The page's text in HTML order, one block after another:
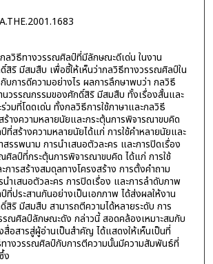
ลวิธีทางวรรณศิลป์ที่มีลักษณะดีเด่น ในงาน
ริ มีสมสืบ เพื่อชี้ให้เห็นว่ากลวิธีทางวรรณศิลป์ใน
การดีความอย่างไร ผลการลึกษาพบว่า กลวิธี
นวรรณกรรมของศักดิ์สิริ มีสมสืบ ทั้งเรื่องสั้นและ
มที่โดดเด่น ทั้งกลวิธีการใช้ภาษาและกลวิธี
ร้างความหลายนัยและกระตุ้นการพิจารณาขบคิด
สร้างความหลายนัยได้แก่ การใช้คำหลายนัยและ
รรพนาม การนำเสนอตัวละคร และการปิดเรื่อง
ลป์ที่กระตุ้นการพิจารณาขบคิด ได้แก่ การใช้
การสร้างสมดุลทางโครงสร้าง การตั้งคำถาม
ำเสนอตัวละคร การปิดเรื่อง และการลำดับภาพ
ประสานกันอย่างเป็นเอกภาพ ได้ส่งผลให้งาน
ริ มีสมสืบ สามารถตีความได้หลายระดับ การ
รณศิลป์ลักษณะดัง กล่าวนี้ สอดคล้องเหมาะสมกับ
อสารสู่ผู้อ่านเป็นสำคัญ ได้แสดงให้เห็นเป็นที่
ทางวรรณศิลป์กับการตีความนั้นมีความสัมพันธ์ที่
ง